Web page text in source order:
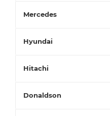
Mercedes
Hyundai
Hitachi
Donaldson